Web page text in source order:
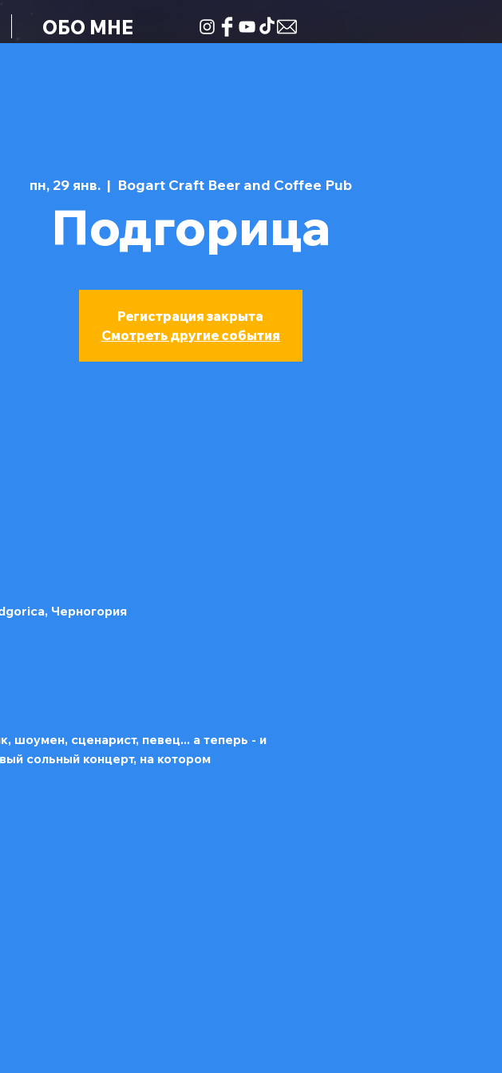
ОБО МНЕ
пн, 29 янв.
  |
Bogart Craft Beer and Coffee Pub
Подгорица
Регистрация закрыта
Смотреть другие события
Черногория
шоумен, сценарист, певец... а теперь - и
сольный концерт, на котором